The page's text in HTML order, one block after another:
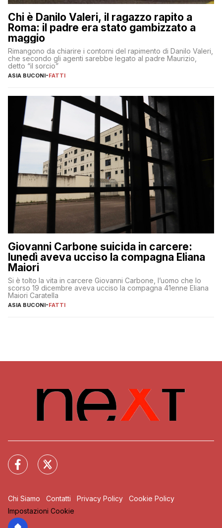
Chi è Danilo Valeri, il ragazzo rapito a
Roma: il padre era stato gambizzato a
maggio
Rimangono da chiarire i contorni del rapimento di Danilo Valeri,
che secondo gli agenti sarebbe legato al padre Maurizio,
detto “il sorcio”
ASIA BUCONI-FATTI
Giovanni Carbone suicida in carcere:
lunedì aveva ucciso la compagna Eliana
Maiori
Si è tolto la vita in carcere Giovanni Carbone, l’uomo che lo
scorso 19 dicembre aveva ucciso la compagna 41enne Eliana
Maiori Caratella
ASIA BUCONI-FATTI
Chi Siamo Contatti Privacy Policy
Cookie Policy
Impostazioni Cookie